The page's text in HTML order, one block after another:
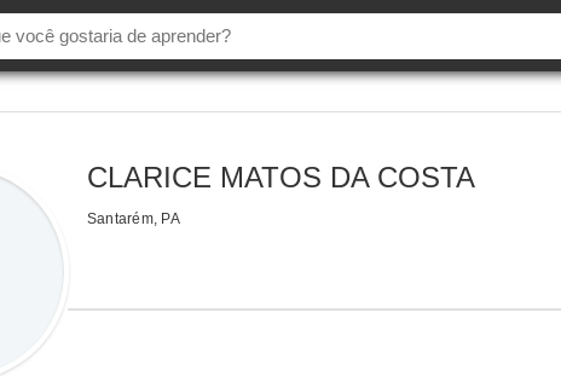
CLARICE MATOS DA COSTA
Santarém, PA